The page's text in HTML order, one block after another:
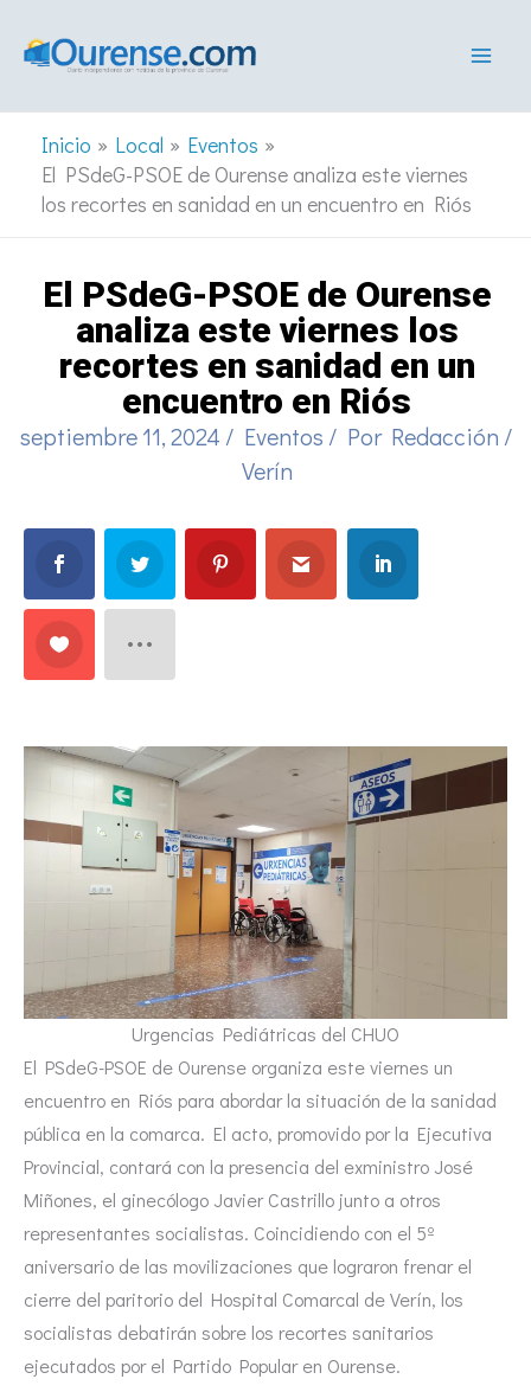
Inicio Local
Eventos
El PSdeG-PSOE de Ourense analiza este viernes
los recortes en sanidad en un encuentro en Riós
El PSdeG-PSOE de Ourense
analiza este viernes los
recortes en sanidad en un
encuentro en Riós
septiembre 11, 2024 / Eventos / Por Redacción /
Verín
Urgencias Pediátricas del CHUO
El PSdeG-PSOE de Ourense organiza este viernes un
encuentro en Riós para abordar la situación de la sanidad
pública en la comarca. El acto, promovido por la Ejecutiva
Provincial, contará con la presencia del exministro José
Miñones, el ginecólogo Javier Castrillo junto a otros
representantes socialistas. Coincidiendo con el 5º
aniversario de las movilizaciones que lograron frenar el
cierre del paritorio del Hospital Comarcal de Verín, los
socialistas debatirán sobre los recortes sanitarios
ejecutados por el Partido Popular en Ourense.